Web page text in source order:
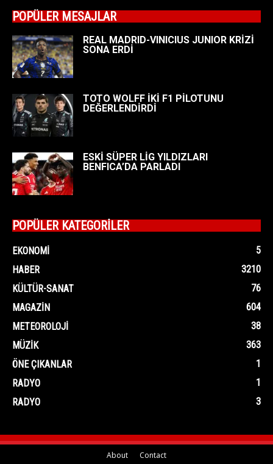
POPÜLER MESAJLAR
REAL MADRID-VINICIUS JUNIOR KRİZİ
SONA ERDİ
TOTO WOLFF İKİ F1 PİLOTUNU
DEĞERLENDİRDİ
ESKİ SÜPER LİG YILDIZLARI
BENFICA’DA PARLADI
POPÜLER KATEGORİLER
EKONOMI
5
HABER
3210
KÜLTÜR-SANAT
76
MAGAZIN
604
METEOROLOJI
38
MÜZIK
363
ÖNE ÇIKANLAR
1
RADYO
1
RADYO
3
About Contact